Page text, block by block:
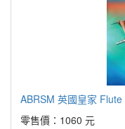
ABRSM 英國皇家
零售價：1060 元